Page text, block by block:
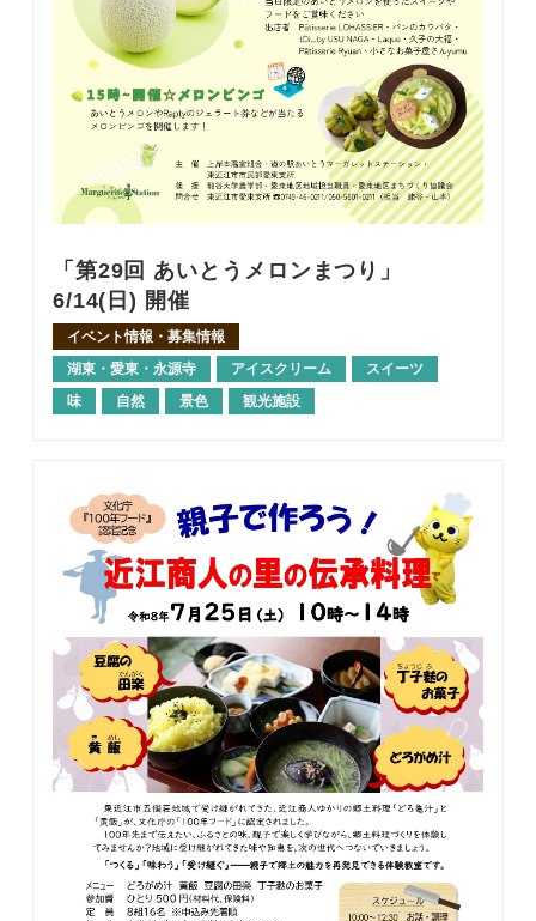
「第29回 あいとうメロンまつり」
6/14(日) 開催
イベント情報・募集情報
湖東・愛東・永源寺
アイスクリーム
スイーツ
味
自然 景色 観光施設